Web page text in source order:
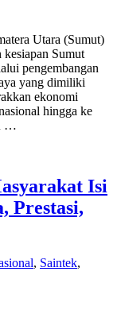
Utara (Sumut)
Sumut
pengembangan
yang dimiliki
ekonomi
hingga ke
…
Isi
Prestasi,
, Saintek,